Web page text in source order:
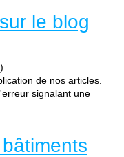
le blog
)
de nos articles.
signalant une